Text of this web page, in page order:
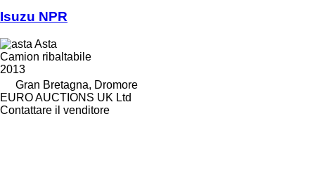
Isuzu NPR
Asta
Camion ribaltabile
2013
Gran Bretagna, Dromore
EURO AUCTIONS UK Ltd
Contattare il venditore